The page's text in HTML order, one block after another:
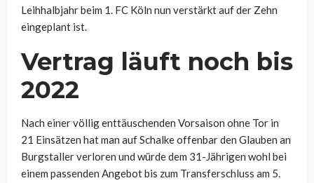
Leihhalbjahr beim 1. FC Köln nun verstärkt auf der Zehn
eingeplant ist.
Vertrag läuft noch bis
2022
Nach einer völlig enttäuschenden Vorsaison ohne Tor in
21 Einsätzen hat man auf Schalke offenbar den Glauben an
Burgstaller verloren und würde dem 31-Jährigen wohl bei
einem passenden Angebot bis zum Transferschluss am 5.